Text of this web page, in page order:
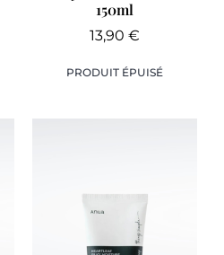
150ml
13,90 €
PRODUIT ÉPUISÉ